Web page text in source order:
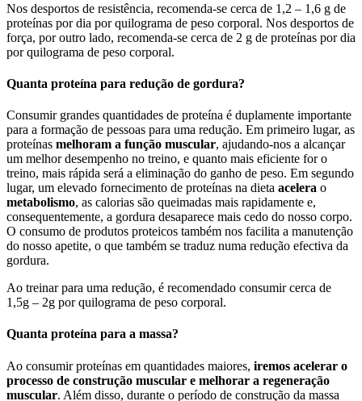
Nos desportos de resistência, recomenda-se cerca de 1,2 – 1,6 g de
proteínas por dia por quilograma de peso corporal. Nos desportos de
força, por outro lado, recomenda-se cerca de 2 g de proteínas por dia
por quilograma de peso corporal.
Quanta proteína para redução de gordura?
Consumir grandes quantidades de proteína é duplamente importante
para a formação de pessoas para uma redução. Em primeiro lugar, as
proteínas melhoram a função muscular, ajudando-nos a alcançar
um melhor desempenho no treino, e quanto mais eficiente for o
treino, mais rápida será a eliminação do ganho de peso. Em segundo
lugar, um elevado fornecimento de proteínas na dieta acelera o
metabolismo, as calorias são queimadas mais rapidamente e,
consequentemente, a gordura desaparece mais cedo do nosso corpo.
O consumo de produtos proteicos também nos facilita a manutenção
do nosso apetite, o que também se traduz numa redução efectiva da
gordura.
Ao treinar para uma redução, é recomendado consumir cerca de
1,5g – 2g por quilograma de peso corporal.
Quanta proteína para a massa?
Ao consumir proteínas em quantidades maiores, iremos acelerar o
processo de construção muscular e melhorar a regeneração
muscular. Além disso, durante o período de construção da massa